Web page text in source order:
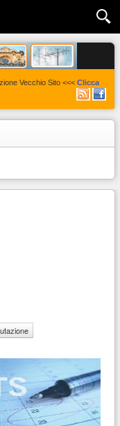
Vecchio Sito <<< Clicca